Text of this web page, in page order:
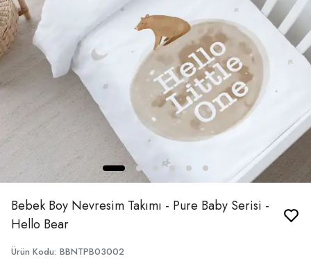
Bebek Boy Nevresim Takımı - Pure Baby Serisi -
Hello Bear
Ürün Kodu: BBNTPB03002